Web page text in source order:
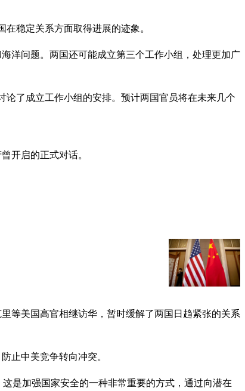
稳定关系方面取得进展的迹象。
洋问题。两国还可能成立第三个工作小组，处理更加广
了成立工作小组的安排。预计两国官员将在未来几个
开启的正式对话。
等美国高官相继访华，暂时缓解了两国日趋紧张的关系
止中美竞争转向冲突。
是加强国家安全的一种非常重要的方式，通过向潜在